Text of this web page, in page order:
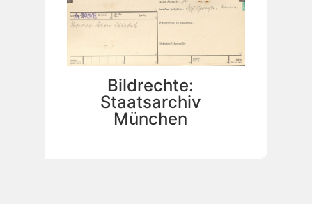
Bildrechte:
Staatsarchiv
München